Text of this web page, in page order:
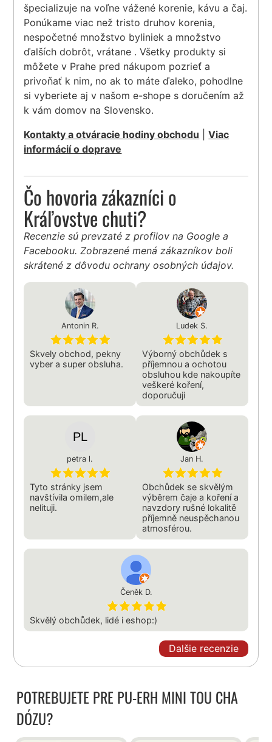
špecializuje na voľne vážené korenie, kávu a čaj.
Ponúkame viac než tristo druhov korenia,
nespočetné množstvo byliniek a množstvo
ďalších dobrôt, vrátane . Všetky produkty si
môžete v Prahe pred nákupom pozrieť a
privoňať k nim, no ak to máte ďaleko, pohodlne
si vyberiete aj v našom e-shope s doručením až
k vám domov na Slovensko.
Kontakty a otváracie hodiny obchodu |Viac
informácií o doprave
Čo hovoria zákazníci o
Kráľovstve chuti?
Recenzie sú prevzaté z profilov na Google a
Facebooku. Zobrazené mená zákazníkov boli
skrátené z dôvodu ochrany osobných údajov.
Antonin R.
Skvely obchod, pekny
vyber a super obsluha.
Ludek S.
Výborný obchůdek s
příjemnou a ochotou
obsluhou kde nakoupíte
veškeré koření,
doporučuji
petra l.
Tyto stránky jsem
navštívila omilem,ale
nelituji.
Jan H.
Obchůdek se skvělým
výběrem čaje a koření a
navzdory rušné lokalitě
příjemně neuspěchanou
atmosférou.
Čeněk D.
Skvělý obchůdek, lidé i eshop:)
Dalšie recenzie
POTREBUJETE PRE PU-ERH MINI TOU CHA
DÓZU?